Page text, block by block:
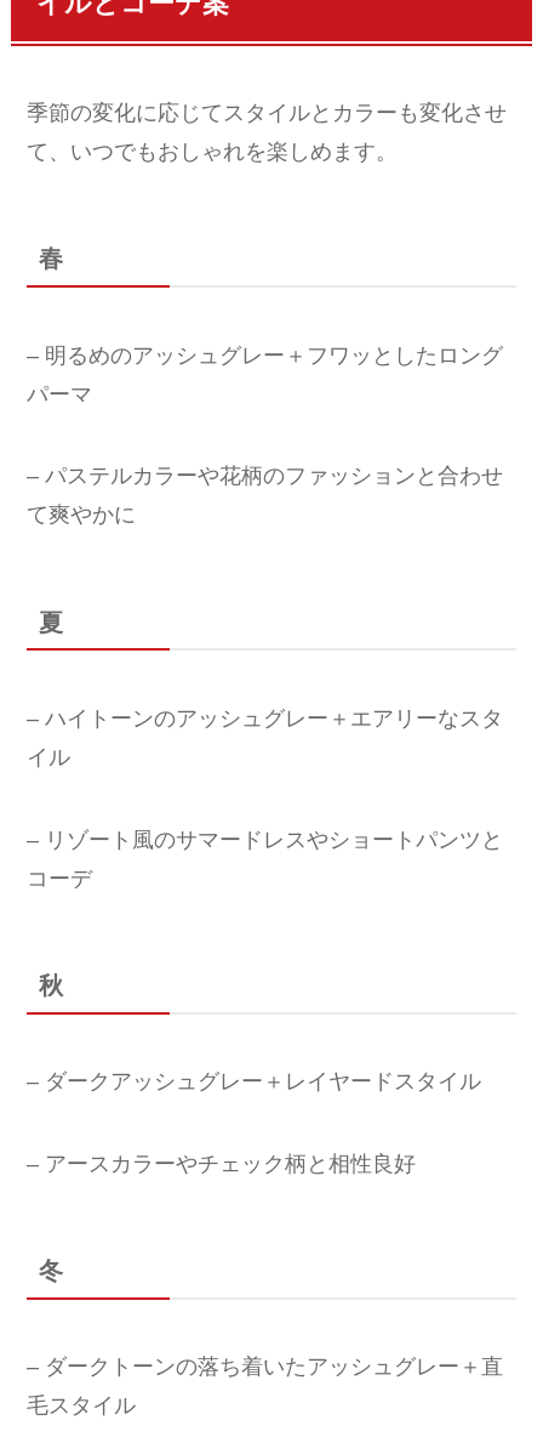
季節の変化に応じてスタイルとカラーも変化させ
て、いつでもおしゃれを楽しめます。
春
– 明るめのアッシュグレー＋フワッとしたロング
パーマ
– パステルカラーや花柄のファッションと合わせ
て爽やかに
夏
– ハイトーンのアッシュグレー＋エアリーなスタ
イル
– リゾート風のサマードレスやショートパンツと
コーデ
秋
– ダークアッシュグレー＋レイヤードスタイル
– アースカラーやチェック柄と相性良好
冬
– ダークトーンの落ち着いたアッシュグレー＋直
毛スタイル